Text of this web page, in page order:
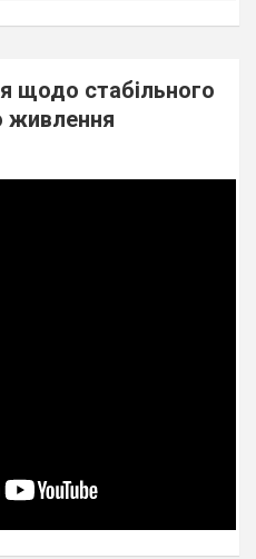
щодо стабільного
живлення